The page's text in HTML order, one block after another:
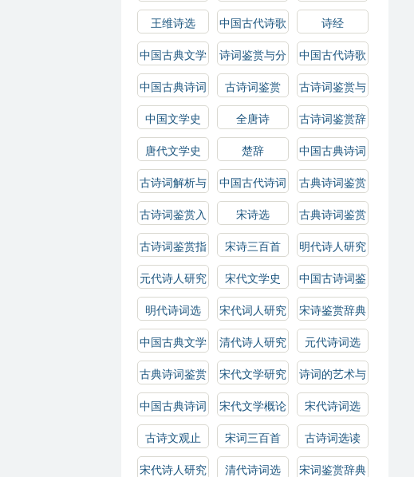
选
王维诗选
中国古代诗歌
史
诗经
中国古典文学
史
诗词鉴赏与分
析
中国古代诗歌
选
中国古典诗词
研究
古诗词鉴赏
古诗词鉴赏与
解析
中国文学史 全唐诗
古诗词鉴赏辞
典
唐代文学史 楚辞
中国古典诗词
解析
古诗词解析与
鉴赏
中国古代诗词
概论
古典诗词鉴赏
古诗词鉴赏入
门
宋诗选
古典诗词鉴赏
辞典
古诗词鉴赏指
南
宋诗三百首
明代诗人研究
元代诗人研究
宋代文学史
中国古诗词鉴
赏
明代诗词选 宋代词人研究
宋诗鉴赏辞典
中国古典文学
作品选
清代诗人研究
元代诗词选
古典诗词鉴赏
指南
宋代文学研究
诗词的艺术与
技巧
中国古典诗词
选读
宋代文学概论
宋代诗词选
古诗文观止
宋词三百首
古诗词选读
宋代诗人研究
清代诗词选 宋词鉴赏辞典